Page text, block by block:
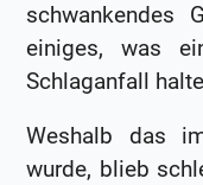
schwankendes
einiges, was
Schlaganfall
Weshalb das
wurde, blieb